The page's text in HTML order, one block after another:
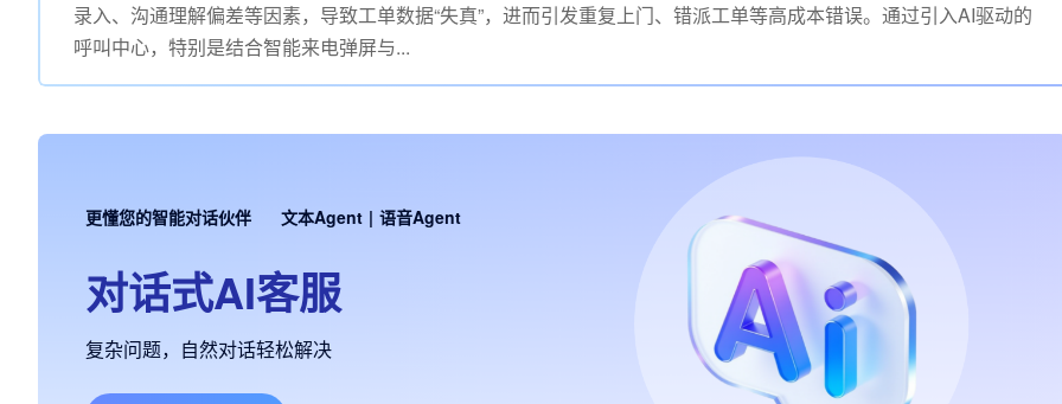
录入、沟通理解偏差等因素，导致工单数据“失真”，进而引发重复上门、错派工单等高成本错误。通过引入AI驱动的
呼叫中心，特别是结合智能来电弹屏与...
更懂您的智能对话伙伴 文本Agent | 语音Agent
对话式AI客服
复杂问题，自然对话轻松解决